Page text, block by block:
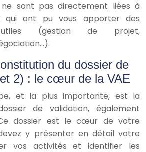
sont pas directement liées à
qui ont pu vous apporter des
utiles (gestion de projet,
du dossier de
2) : le cœur de la VAE
et la plus importante, est la
de validation, également
dossier est le cœur de votre
y présenter en détail votre
vos activités et identifier les